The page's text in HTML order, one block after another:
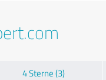
4 Sterne (3)